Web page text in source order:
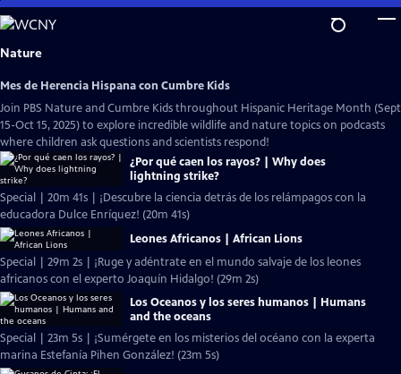
Skip
to
Main
Nature
Mes de Herencia Hispana con Cumbre Kids
Join PBS Nature and Cumbre Kids throughout Hispanic Heritage Month (Sept
15-Oct 15, 2025) to explore incredible wildlife and nature topics on podcasts
where children ask questions and scientists respond!
¿Por qué caen los rayos? | Why does
lightning strike?
Special | 20m 41s | ¡Descubre la ciencia detrás de los relámpagos con la
educadora Dulce Enríquez! (20m 41s)
Leones Africanos | African Lions
Special | 29m 2s | ¡Ruge y adéntrate en el mundo salvaje de los leones
africanos con el experto Joaquín Hidalgo! (29m 2s)
Los Oceanos y los seres humanos | Humans
and the oceans
Special | 23m 5s | ¡Sumérgete en los misterios del océano con la experta
marina Estefanía Pihen González! (23m 5s)